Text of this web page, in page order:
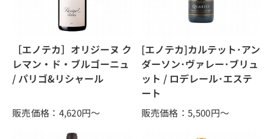
［エノテカ］オリジーヌ ク
レマン・ド・ブルゴーニュ
/ パリゴ&リシャール
販売価格：4,620円～
[エノテカ]カルテット･アン
ダーソン･ヴァレー･ブリュ
ット / ロデレール･エステ
ート
販売価格：5,500円～